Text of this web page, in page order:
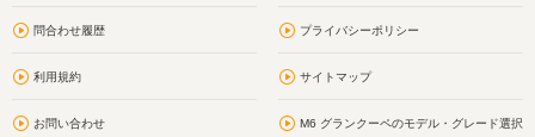
問合わせ履歴 プライバシーポリシー
利用規約 サイトマップ
お問い合わせ M6 グランクーペのモデル・グレード選択